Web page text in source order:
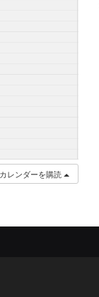
レンダーを購読